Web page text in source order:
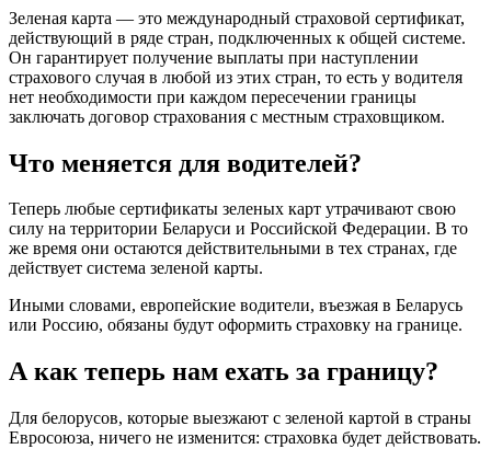
Зеленая карта — это международный страховой сертификат,
действующий в ряде стран, подключенных к общей системе.
Он гарантирует получение выплаты при наступлении
страхового случая в любой из этих стран, то есть у водителя
нет необходимости при каждом пересечении границы
заключать договор страхования с местным страховщиком.
Что меняется для водителей?
Теперь любые сертификаты зеленых карт утрачивают свою
силу на территории Беларуси и Российской Федерации. В то
же время они остаются действительными в тех странах, где
действует система зеленой карты.
Иными словами, европейские водители, въезжая в Беларусь
или Россию, обязаны будут оформить страховку на границе.
А как теперь нам ехать за границу?
Для белорусов, которые выезжают с зеленой картой в страны
Евросоюза, ничего не изменится: страховка будет действовать.